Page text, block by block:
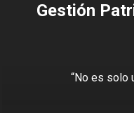
Gestión
“No es solo